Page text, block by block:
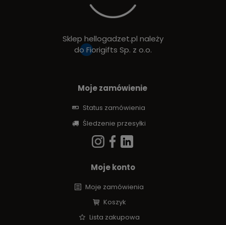
Sklep hellogadzet.pl należy
do Fiorigifts Sp. z o.o.
Moje zamówienie
Status zamówienia
Śledzenie przesyłki
Moje konto
Moje zamówienia
Koszyk
Lista zakupowa